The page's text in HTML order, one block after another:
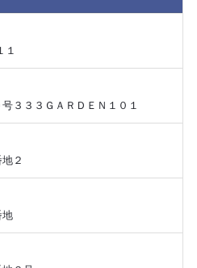
１
３３３ＧＡＲＤＥＮ１０１
２
地